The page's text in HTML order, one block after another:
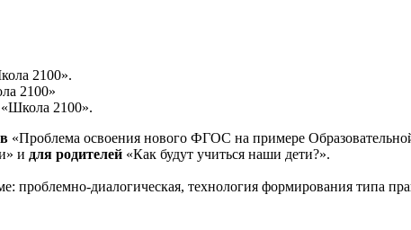
2100».
2100»
«Школа 2100».
«Проблема освоения нового ФГОС на примере
и для родителей «Как будут учиться наши дети?».
проблемно-диалогическая, технология формирования типа